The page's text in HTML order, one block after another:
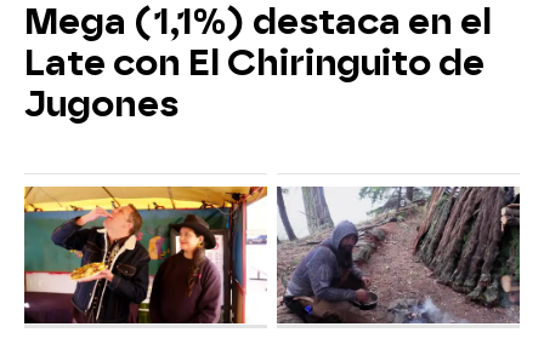
Mega (1,1%) destaca en el
Late con El Chiringuito de
Jugones